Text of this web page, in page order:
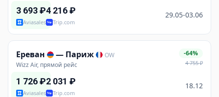
3 693₽
Aviasales
4 216₽
Trip.com
29.05-03.06
Ереван — Париж
OW
Wizz Air, прямой рейс
-64%
4 755₽
1 726₽
Aviasales
2 031 ₽
Trip.com
18.12